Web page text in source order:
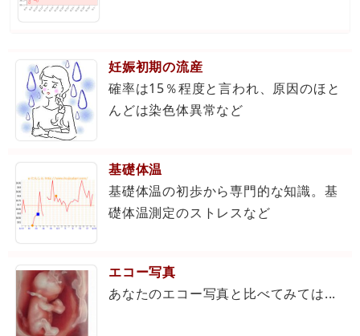
妊娠初期の流産
確率は15％程度と言われ、原因のほと
んどは染色体異常など
基礎体温
基礎体温の初歩から専門的な知識。基
礎体温測定のストレスなど
エコー写真
あなたのエコー写真と比べてみては...